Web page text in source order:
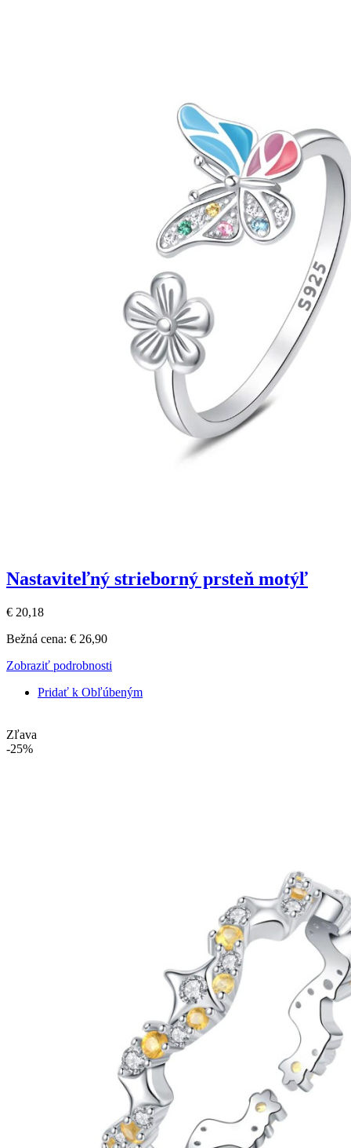
Nastaviteľný strieborný prsteň motýľ
€ 20,18
Bežná cena: € 26,90
Zobraziť podrobnosti
Pridať k Obľúbeným
Zľava
-25%